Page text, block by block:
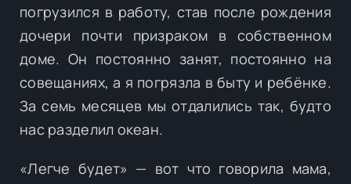
погрузился в работу, став после рождения
дочери почти призраком в собственном
доме. Он постоянно занят, постоянно на
совещаниях, а я погрязла в быту и ребёнке.
За семь месяцев мы отдалились так, будто
нас разделил океан.
«Легче будет» — вот что говорила мама,